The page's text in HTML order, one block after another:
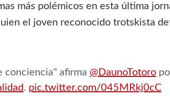
más polémicos en esta última
el joven reconocido trotskista
conciencia" afirma @DaunoTotoro
. pic.twitter.com/045MRkj0cC